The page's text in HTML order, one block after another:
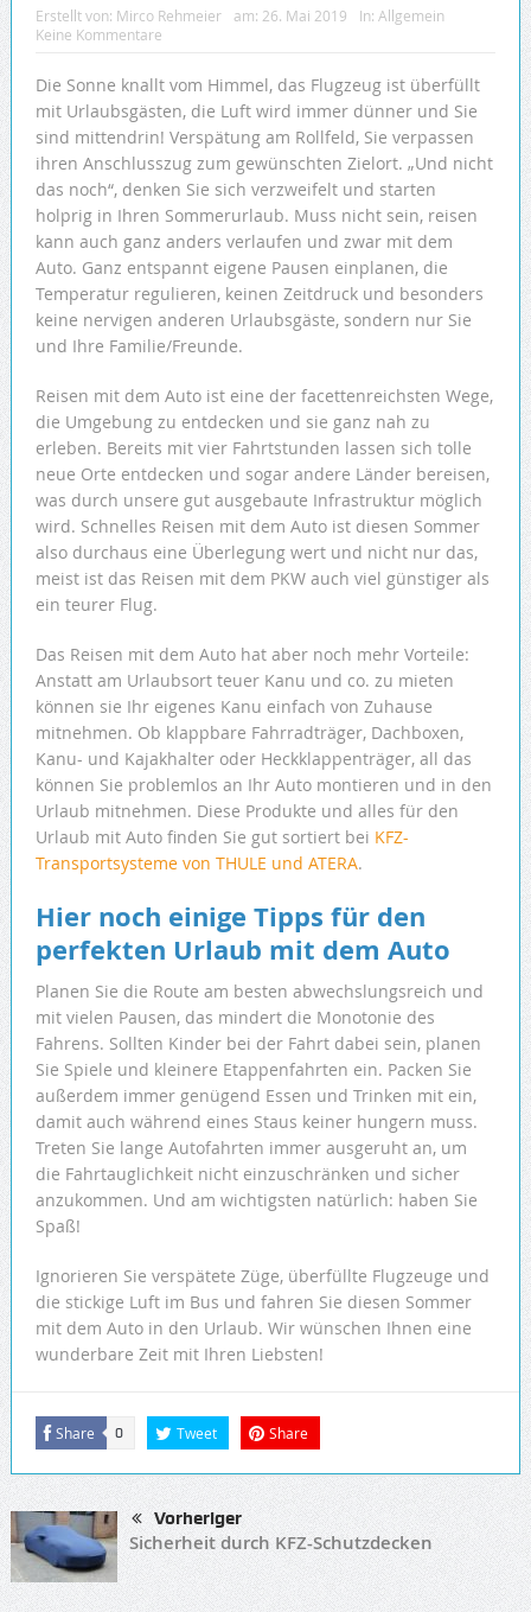
Erstellt von: Mirco Rehmeier am: 26. Mai 2019 In: Allgemein
Keine Kommentare
Die Sonne knallt vom Himmel, das Flugzeug ist überfüllt
mit Urlaubsgästen, die Luft wird immer dünner und Sie
sind mittendrin! Verspätung am Rollfeld, Sie verpassen
ihren Anschlusszug zum gewünschten Zielort. „Und nicht
das noch“, denken Sie sich verzweifelt und starten
holprig in Ihren Sommerurlaub. Muss nicht sein, reisen
kann auch ganz anders verlaufen und zwar mit dem
Auto. Ganz entspannt eigene Pausen einplanen, die
Temperatur regulieren, keinen Zeitdruck und besonders
keine nervigen anderen Urlaubsgäste, sondern nur Sie
und Ihre Familie/Freunde.
Reisen mit dem Auto ist eine der facettenreichsten Wege,
die Umgebung zu entdecken und sie ganz nah zu
erleben. Bereits mit vier Fahrtstunden lassen sich tolle
neue Orte entdecken und sogar andere Länder bereisen,
was durch unsere gut ausgebaute Infrastruktur möglich
wird. Schnelles Reisen mit dem Auto ist diesen Sommer
also durchaus eine Überlegung wert und nicht nur das,
meist ist das Reisen mit dem PKW auch viel günstiger als
ein teurer Flug.
Das Reisen mit dem Auto hat aber noch mehr Vorteile:
Anstatt am Urlaubsort teuer Kanu und co. zu mieten
können sie Ihr eigenes Kanu einfach von Zuhause
mitnehmen. Ob klappbare Fahrradträger, Dachboxen,
Kanu- und Kajakhalter oder Heckklappenträger, all das
können Sie problemlos an Ihr Auto montieren und in den
Urlaub mitnehmen. Diese Produkte und alles für den
Urlaub mit Auto finden Sie gut sortiert bei KFZ-
Transportsysteme von THULE und ATERA.
Hier noch einige Tipps für den
perfekten Urlaub mit dem Auto
Planen Sie die Route am besten abwechslungsreich und
mit vielen Pausen, das mindert die Monotonie des
Fahrens. Sollten Kinder bei der Fahrt dabei sein, planen
Sie Spiele und kleinere Etappenfahrten ein. Packen Sie
außerdem immer genügend Essen und Trinken mit ein,
damit auch während eines Staus keiner hungern muss.
Treten Sie lange Autofahrten immer ausgeruht an, um
die Fahrtauglichkeit nicht einzuschränken und sicher
anzukommen. Und am wichtigsten natürlich: haben Sie
Spaß!
Ignorieren Sie verspätete Züge, überfüllte Flugzeuge und
die stickige Luft im Bus und fahren Sie diesen Sommer
mit dem Auto in den Urlaub. Wir wünschen Ihnen eine
wunderbare Zeit mit Ihren Liebsten!
Share 0 Tweet Share
Vorheriger
Sicherheit durch KFZ-Schutzdecken